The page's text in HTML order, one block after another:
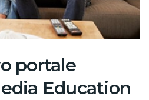
portale
Education